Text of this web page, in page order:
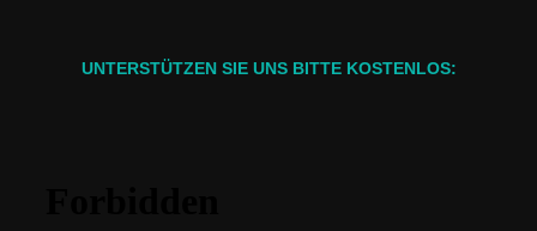
UNTERSTÜTZEN SIE UNS BITTE KOSTENLOS: